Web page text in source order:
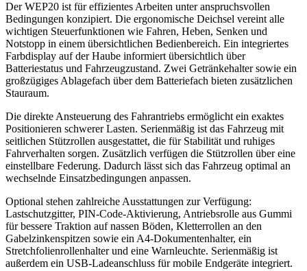
Der WEP20 ist für effizientes Arbeiten unter anspruchsvollen
Bedingungen konzipiert. Die ergonomische Deichsel vereint alle
wichtigen Steuerfunktionen wie Fahren, Heben, Senken und
Notstopp in einem übersichtlichen Bedienbereich. Ein integriertes
Farbdisplay auf der Haube informiert übersichtlich über
Batteriestatus und Fahrzeugzustand. Zwei Getränkehalter sowie ein
großzügiges Ablagefach über dem Batteriefach bieten zusätzlichen
Stauraum.
Die direkte Ansteuerung des Fahrantriebs ermöglicht ein exaktes
Positionieren schwerer Lasten. Serienmäßig ist das Fahrzeug mit
seitlichen Stützrollen ausgestattet, die für Stabilität und ruhiges
Fahrverhalten sorgen. Zusätzlich verfügen die Stützrollen über eine
einstellbare Federung. Dadurch lässt sich das Fahrzeug optimal an
wechselnde Einsatzbedingungen anpassen.
Optional stehen zahlreiche Ausstattungen zur Verfügung:
Lastschutzgitter, PIN-Code-Aktivierung, Antriebsrolle aus Gummi
für bessere Traktion auf nassen Böden, Kletterrollen an den
Gabelzinkenspitzen sowie ein A4-Dokumentenhalter, ein
Stretchfolienrollenhalter und eine Warnleuchte. Serienmäßig ist
außerdem ein USB-Ladeanschluss für mobile Endgeräte integriert.